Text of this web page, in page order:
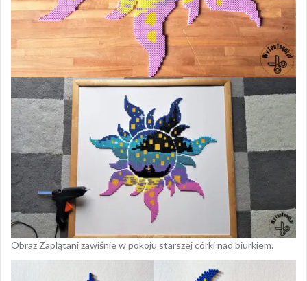
Obraz Zaplątani zawiśnie w pokoju starszej córki nad biurkiem.